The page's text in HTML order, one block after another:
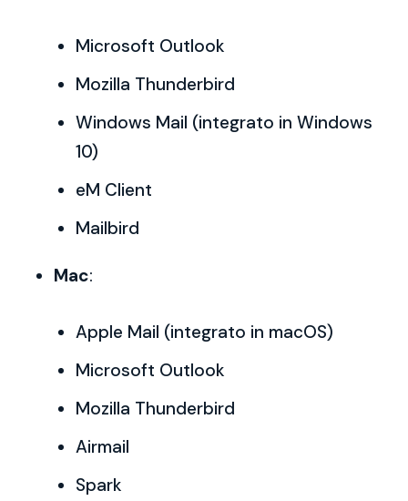
Microsoft Outlook
Mozilla Thunderbird
Windows Mail (integrato in Windows
10)
eM Client
Mailbird
Mac:
Apple Mail (integrato in macOS)
Microsoft Outlook
Mozilla Thunderbird
Airmail
Spark